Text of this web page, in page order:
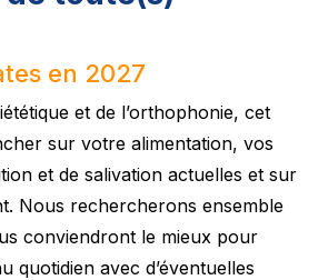
en 2027
et de l’orthophonie, cet
sur votre alimentation, vos
et de salivation actuelles et sur
Nous rechercherons ensemble
conviendront le mieux pour
quotidien avec d’éventuelles